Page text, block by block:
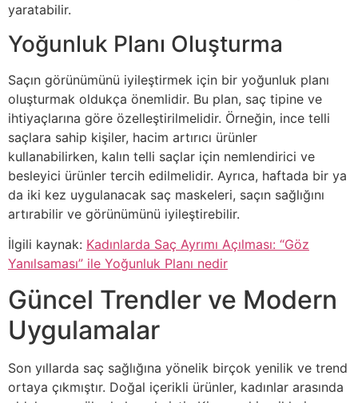
yaratabilir.
Yoğunluk Planı Oluşturma
Saçın görünümünü iyileştirmek için bir yoğunluk planı
oluşturmak oldukça önemlidir. Bu plan, saç tipine ve
ihtiyaçlarına göre özelleştirilmelidir. Örneğin, ince telli
saçlara sahip kişiler, hacim artırıcı ürünler
kullanabilirken, kalın telli saçlar için nemlendirici ve
besleyici ürünler tercih edilmelidir. Ayrıca, haftada bir ya
da iki kez uygulanacak saç maskeleri, saçın sağlığını
artırabilir ve görünümünü iyileştirebilir.
İlgili kaynak: Kadınlarda Saç Ayrımı Açılması: “Göz
Yanılsaması” ile Yoğunluk Planı nedir
Güncel Trendler ve Modern
Uygulamalar
Son yıllarda saç sağlığına yönelik birçok yenilik ve trend
ortaya çıkmıştır. Doğal içerikli ürünler, kadınlar arasında